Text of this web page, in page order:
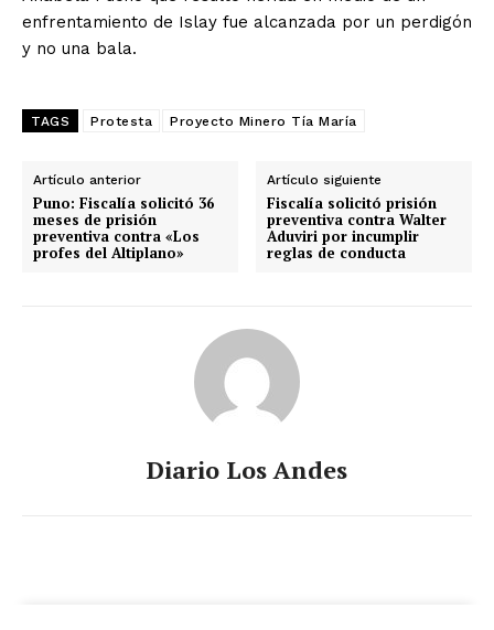
enfrentamiento de Islay fue alcanzada por un perdigón
y no una bala.
TAGS Protesta Proyecto Minero Tía María
Artículo anterior
Puno: Fiscalía solicitó 36
meses de prisión
preventiva contra «Los
profes del Altiplano»
Artículo siguiente
Fiscalía solicitó prisión
preventiva contra Walter
Aduviri por incumplir
reglas de conducta
Diario Los Andes